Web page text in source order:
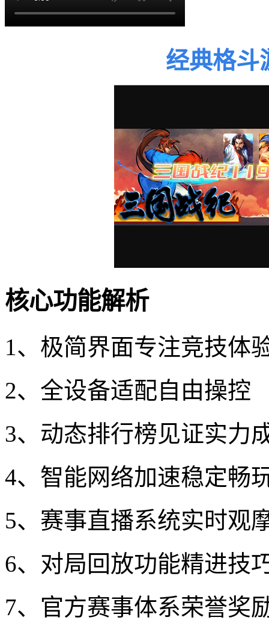
经典格斗
核心功能解析
1、极简界面专注竞技体
2、全设备适配自由操控
3、动态排行榜见证实力
4、智能网络加速稳定畅
5、赛事直播系统实时观
6、对局回放功能精进技
7、官方赛事体系荣誉奖